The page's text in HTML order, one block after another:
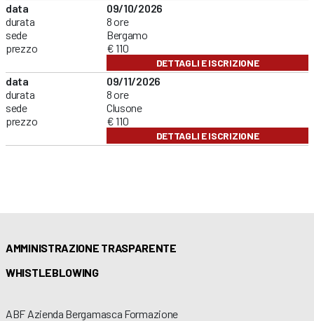
data
durata
sede
prezzo
09/10/2026
8 ore
Bergamo
€ 110
DETTAGLI E ISCRIZIONE
data
durata
sede
prezzo
09/11/2026
8 ore
Clusone
€ 110
DETTAGLI E ISCRIZIONE
AMMINISTRAZIONE TRASPARENTE
WHISTLEBLOWING
ABF Azienda Bergamasca Formazione